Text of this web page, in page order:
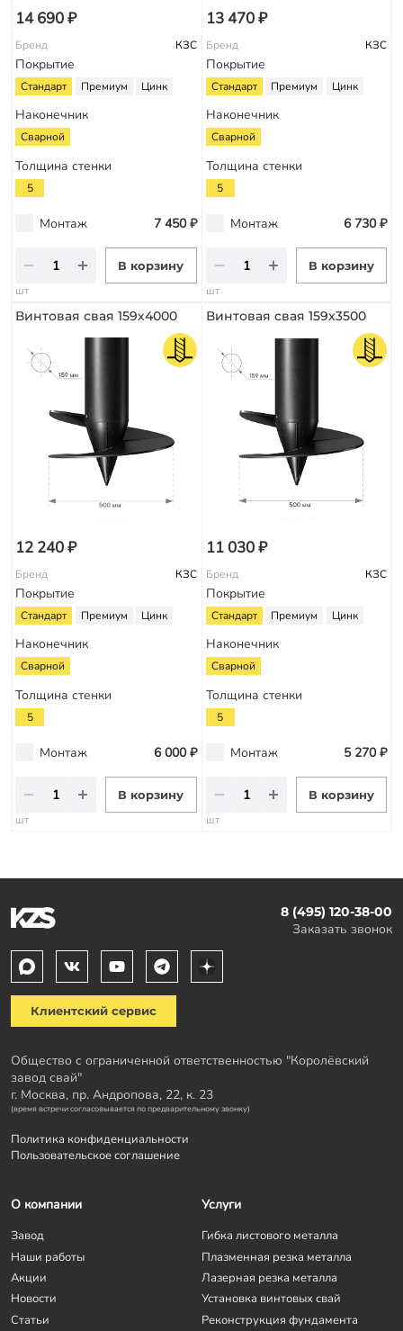
14 690 ₽
Бренд КЗС
Покрытие
Стандарт Премиум Цинк
Наконечник
Сварной
Толщина стенки
5
Монтаж 7 450 ₽
В корзину
шт
13 470 ₽
Бренд КЗС
Покрытие
Стандарт Премиум Цинк
Наконечник
Сварной
Толщина стенки
5
Монтаж 6 730 ₽
В корзину
шт
Винтовая свая 159х4000
12 240 ₽
Бренд КЗС
Покрытие
Стандарт Премиум Цинк
Наконечник
Сварной
Толщина стенки
5
Монтаж 6 000 ₽
В корзину
шт
Винтовая свая 159х3500
11 030 ₽
Бренд КЗС
Покрытие
Стандарт Премиум Цинк
Наконечник
Сварной
Толщина стенки
5
Монтаж 5 270 ₽
В корзину
шт
8 (495) 120-38-00
Заказать звонок
Клиентский сервис
Общество с ограниченной ответственностью "Королёвский
завод свай"
г. Москва, пр. Андропова, 22, к. 23
(время встречи согласовывается по предварительному звонку)
Политика конфиденциальности
Пользовательское соглашение
О компании
Завод
Наши работы
Акции
Новости
Статьи
Услуги
Гибка листового металла
Плазменная резка металла
Лазерная резка металла
Установка винтовых свай
Реконструкция фундамента